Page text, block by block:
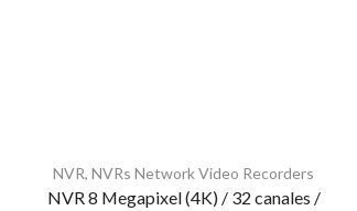
NVR, NVRs Network Video Recorders
NVR 8 Megapixel (4K) / 32 canales /